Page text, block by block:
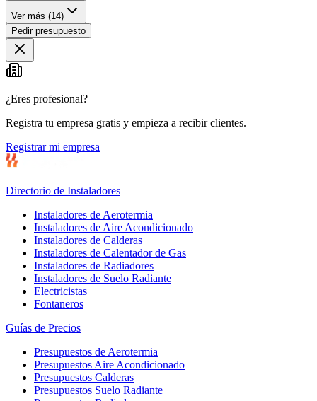
Ver más (14)
Pedir presupuesto
¿Eres profesional?
Registra tu empresa gratis y empieza a recibir clientes.
Registrar mi empresa
Directorio de Instaladores
Instaladores de Aerotermia
Instaladores de Aire Acondicionado
Instaladores de Calderas
Instaladores de Calentador de Gas
Instaladores de Radiadores
Instaladores de Suelo Radiante
Electricistas
Fontaneros
Guías de Precios
Presupuestos de Aerotermia
Presupuestos Aire Acondicionado
Presupuestos Calderas
Presupuestos Suelo Radiante